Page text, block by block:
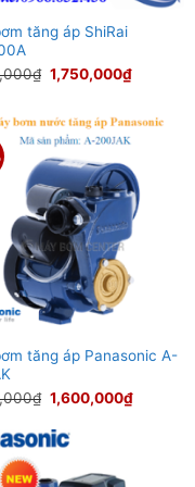
tăng áp ShiRai
₫ Giá
gốc
2,020,000₫.
1,750,000₫Giá
là:
tăng áp Panasonic A-
₫ Giá
gốc
2,500,000₫.
1,600,000₫Giá